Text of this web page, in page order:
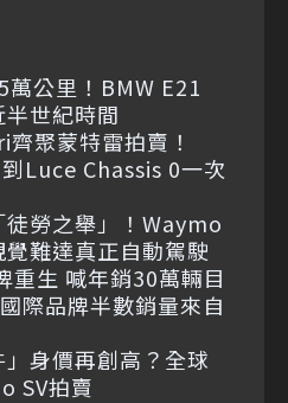
公里！BMW E21
世紀時間
聚蒙特雷拍賣！
Luce Chassis 0一次
徒勞之舉」！Waymo
難達真正自動駕駛
生 喊年銷30萬輛目
際品牌半數銷量來自
身價再創高？全球
SV拍賣